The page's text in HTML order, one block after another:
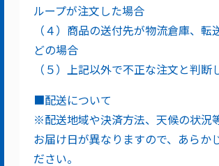
ループが注文した場合
（４）商品の送付先が物流倉庫、転
どの場合
（５）上記以外で不正な注文と判断
■配送について
※配送地域や決済方法、天候の状況
お届け日が異なりますので、あらか
ださい。